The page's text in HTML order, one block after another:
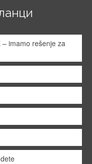
– imamo rešenje za